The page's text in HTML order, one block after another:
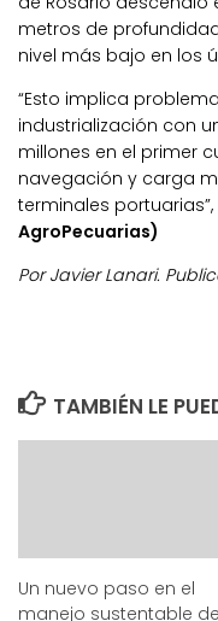
metros de
nivel más bajo en los
“Esto implica
industrialización con
millones en el primer
navegación y carga
terminales portuarias”,
AgroPecuarias)
Por Javier Lanari.
TAMBIÉN LE
Un nuevo paso en el
manejo sustentable de